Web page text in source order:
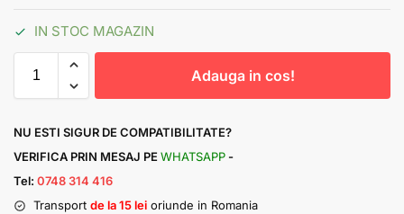
IN STOC MAGAZIN
Adauga in cos!
NU ESTI SIGUR DE COMPATIBILITATE?
VERIFICA PRIN MESAJ PE WHATSAPP -
Tel: 0748 314 416
Transport de la 15 lei oriunde in Romania